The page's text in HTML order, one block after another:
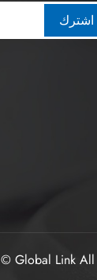
اشترك
© Global Link All